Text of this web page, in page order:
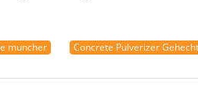
muncher Concrete Pulverizer